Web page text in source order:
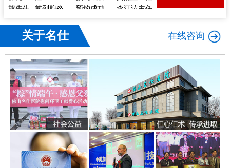
熊先生
前列腺炎 预约成功
李江涛主任
李先生 体检 预约成功
林先生
痿 预约成功
张先生 前列腺炎 预约成功
黄烈奎主任
李先生 尿道炎 预约成功 李江涛主任
关于名仕 在线咨询